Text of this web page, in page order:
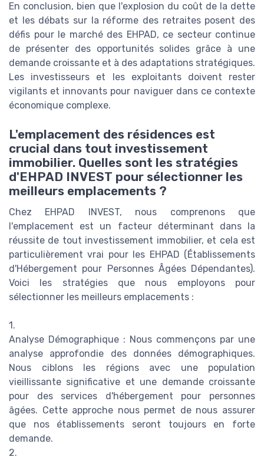
En conclusion, bien que l'explosion du coût de la dette
et les débats sur la réforme des retraites posent des
défis pour le marché des EHPAD, ce secteur continue
de présenter des opportunités solides grâce à une
demande croissante et à des adaptations stratégiques.
Les investisseurs et les exploitants doivent rester
vigilants et innovants pour naviguer dans ce contexte
économique complexe.
L'emplacement des résidences est
crucial dans tout investissement
immobilier. Quelles sont les stratégies
d'EHPAD INVEST pour sélectionner les
meilleurs emplacements ?
Chez EHPAD INVEST, nous comprenons que
l'emplacement est un facteur déterminant dans la
réussite de tout investissement immobilier, et cela est
particulièrement vrai pour les EHPAD (Établissements
d'Hébergement pour Personnes Âgées Dépendantes).
Voici les stratégies que nous employons pour
sélectionner les meilleurs emplacements :
1.
Analyse Démographique : Nous commençons par une
analyse approfondie des données démographiques.
Nous ciblons les régions avec une population
vieillissante significative et une demande croissante
pour des services d'hébergement pour personnes
âgées. Cette approche nous permet de nous assurer
que nos établissements seront toujours en forte
demande.
2.